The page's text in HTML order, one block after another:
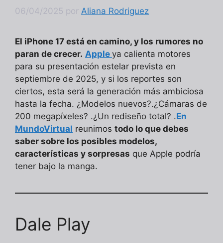
06/04/2025 por Aliana Rodriguez
El iPhone 17 está en camino, y los rumores no
paran de crecer. Apple ya calienta motores
para su presentación estelar prevista en
septiembre de 2025, y si los reportes son
ciertos, esta será la generación más ambiciosa
hasta la fecha. ¿Modelos nuevos?.¿Cámaras de
200 megapíxeles? .¿Un rediseño total? .En
MundoVirtual reunimos todo lo que debes
saber sobre los posibles modelos,
características y sorpresas que Apple podría
tener bajo la manga.
Dale Play